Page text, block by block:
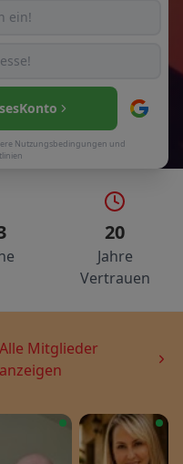
Konto
Nutzungsbedingungen und
20
Jahre
Vertrauen
Alle Mitglieder
anzeigen